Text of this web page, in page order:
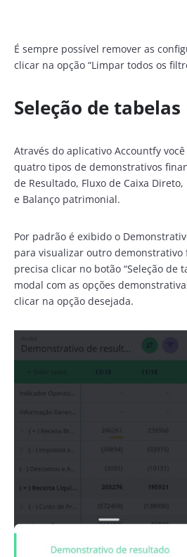
É sempre possível remover as
clicar na opção “Limpar todos os
Seleção de tabelas
Através do aplicativo Accountfy
quatro tipos de demonstrativos
de Resultado, Fluxo de Caixa
e Balanço patrimonial.
Por padrão é exibido o
para visualizar outro demonstrativo
precisa clicar no botão “Seleção de
modal com as opções
clicar na opção desejada.